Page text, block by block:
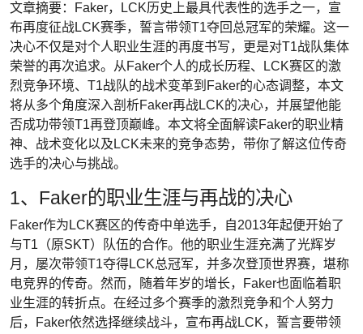
文章摘要：Faker，LCK历史上最具代表性的选手之一，宣
布再度征战LCK赛季，誓言带领T1夺回总冠军的荣耀。这一
决心不仅是对个人职业生涯的再度书写，更是对T1战队集体
荣誉的再次追求。从Faker个人的成长历程、LCK赛区的激
烈竞争环境、T1战队的战术变革到Faker的心态调整，本文
将从多个角度深入剖析Faker再战LCK的决心，并展望他能
否成功带领T1再登顶巅峰。本文将全面解读Faker的职业精
神、战术变化以及LCK未来的竞争态势，带你了解这位传奇
选手的决心与挑战。
1、Faker的职业生涯与再战的决心
Faker作为LCK赛区的传奇中单选手，自2013年起便开始了
与T1（原SKT）队伍的合作。他的职业生涯充满了光辉岁
月，屡次带领T1夺得LCK总冠军，并多次登顶世界赛，堪称
电竞界的传奇。然而，随着年岁的增长，Faker也面临着职
业生涯的转折点。在经过多个赛季的激烈竞争和个人努力
后，Faker依然选择继续战斗，宣布再战LCK，誓言要带领